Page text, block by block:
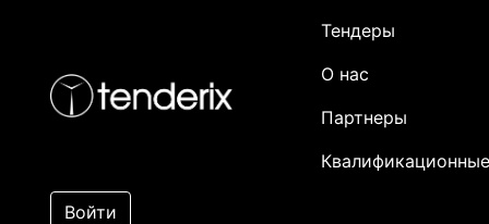
Тендеры
О нас
Партнеры
Войти